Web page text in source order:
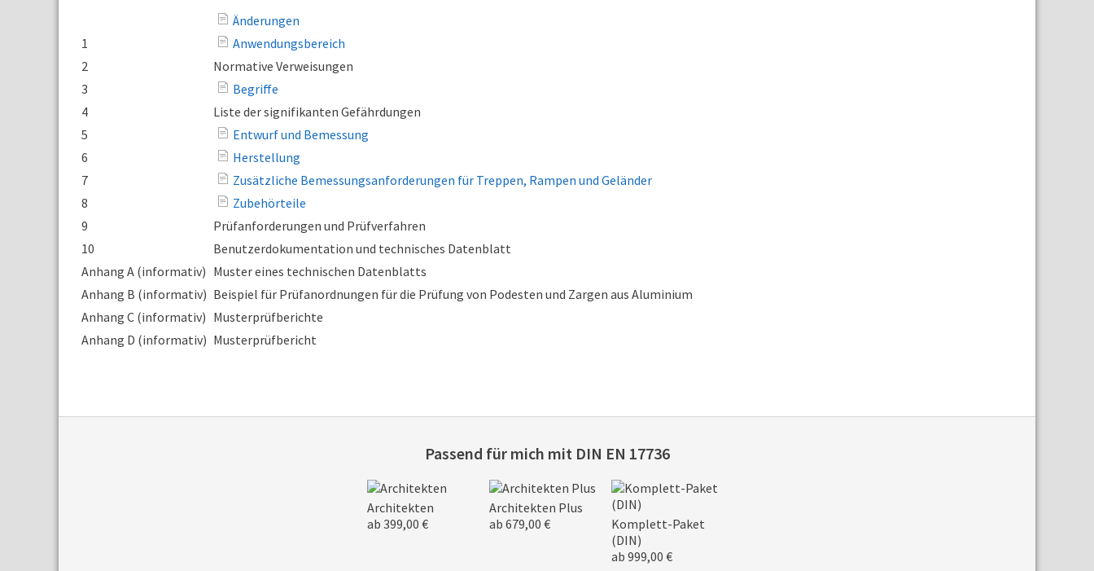
Änderungen
1
Anwendungsbereich
2
Normative Verweisungen
3
Begriffe
4
Liste der signifikanten Gefährdungen
5
Entwurf und Bemessung
6
Herstellung
7
Zusätzliche Bemessungsanforderungen für Treppen, Rampen und Geländer
8
Zubehörteile
9
Prüfanforderungen und Prüfverfahren
10
Benutzerdokumentation und technisches Datenblatt
Anhang A (informativ) Muster eines technischen Datenblatts
Anhang B (informativ) Beispiel für Prüfanordnungen für die Prüfung von Podesten und Zargen aus Aluminium
Anhang C (informativ) Musterprüfberichte
Anhang D (informativ) Musterprüfbericht
Passend für mich mit DIN EN 17736
Architekten
ab 399,00 €
Architekten Plus
ab 679,00 €
Komplett-Paket
(DIN)
ab 999,00 €